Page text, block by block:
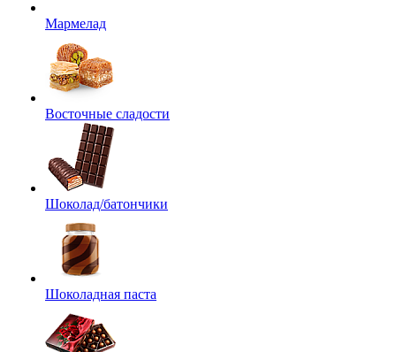
Мармелад
Восточные сладости
Шоколад/батончики
Шоколадная паста